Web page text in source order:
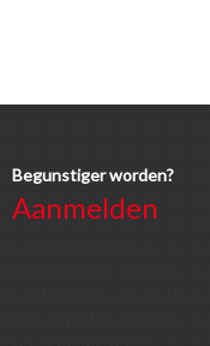
Begunstiger worden?
Aanmelden